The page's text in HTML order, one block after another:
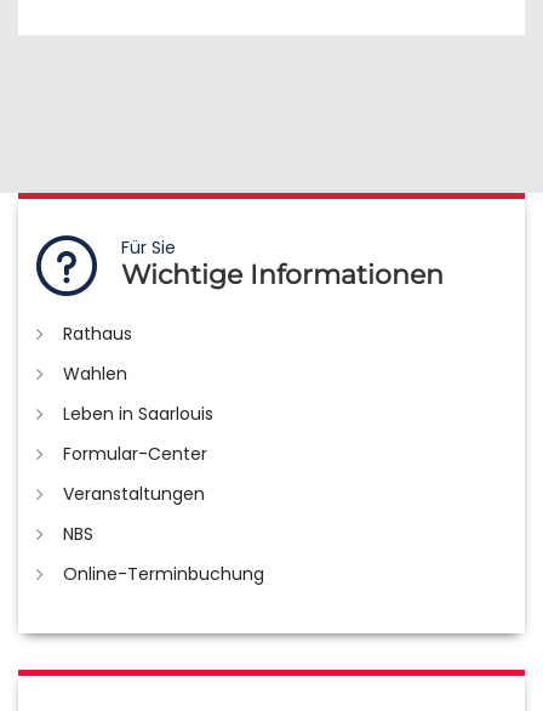
Für Sie
Wichtige Informationen
Rathaus
Wahlen
Leben in Saarlouis
Formular-Center
Veranstaltungen
NBS
Online-Terminbuchung